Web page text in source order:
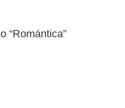
“Romántica”